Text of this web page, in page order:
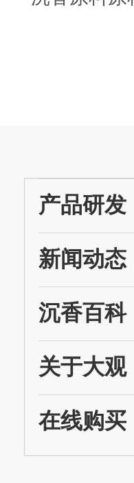
产品研发
新闻动态
沉香百科
关于大观
在线购买